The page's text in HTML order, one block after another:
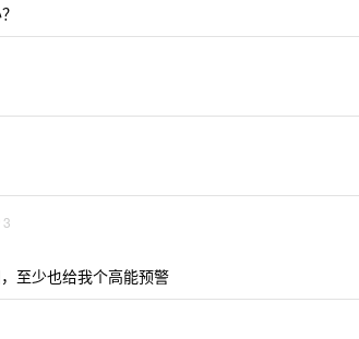
3
至少也给我个高能预警